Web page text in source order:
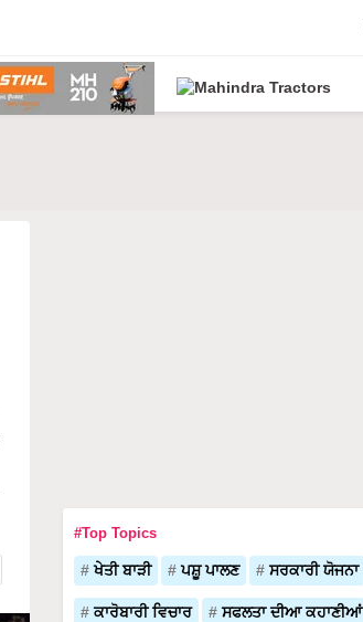
#Top Topics
ਖੇਤੀ ਬਾੜੀ ਪਸ਼ੂ ਪਾਲਣ ਸਰਕਾਰੀ ਯੋਜਨਾ
ਕਾਰੋਬਾਰੀ ਵਿਚਾਰ ਸਫਲਤਾ ਦੀਆ ਕਹਾਣੀਆਂ